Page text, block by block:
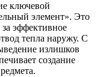
ключевой
элемент». Это
эффективное
тепла наружу. С
излишков
создание